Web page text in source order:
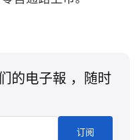
的电子報 ，随时
订阅